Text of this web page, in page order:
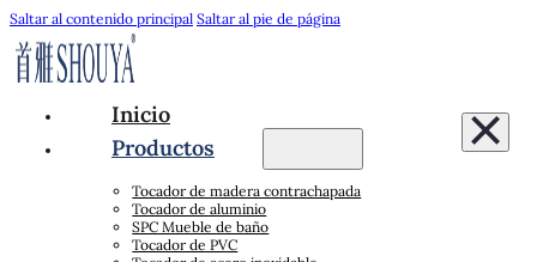
Saltar al contenido principal Saltar al pie de página
Inicio
Productos
Tocador de madera contrachapada
Tocador de aluminio
SPC Mueble de baño
Tocador de PVC